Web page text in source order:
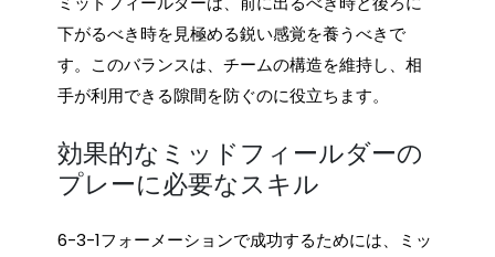
下がるべき時を見極める鋭い感覚を養うべきで
す。このバランスは、チームの構造を維持し、相
手が利用できる隙間を防ぐのに役立ちます。
効果的なミッドフィールダーの
プレーに必要なスキル
6-3-1フォーメーションで成功するためには、ミッ